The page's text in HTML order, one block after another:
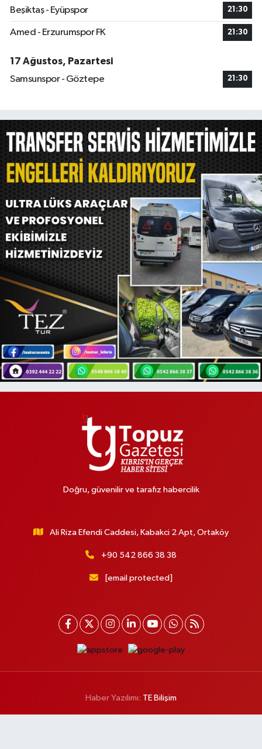
Beşiktaş - Eyüpspor 21:30
Amed - Erzurumspor FK 21:30
17 Ağustos, Pazartesi
Samsunspor - Göztepe
21:30
Doğru, güvenilir ve tarafız habercilik
Ali Riza Efendi Caddesi, Kabakci 2 Apt, Ortaköy
+90 542 866 38 38
[email protected]
Haber Yazılımı: TE Bilişim